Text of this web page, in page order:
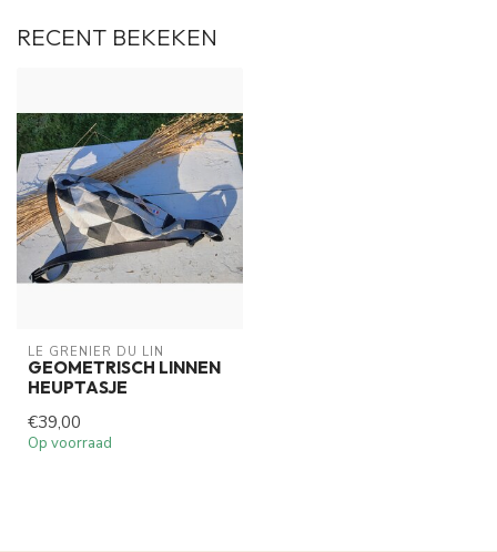
RECENT BEKEKEN
LE GRENIER DU LIN
GEOMETRISCH LINNEN
HEUPTASJE
€39,00
Op voorraad